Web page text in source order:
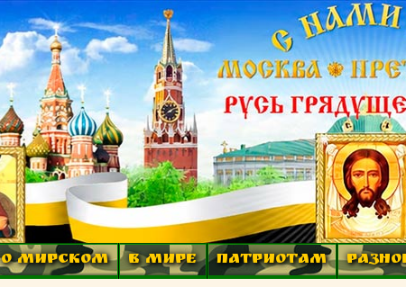
О МИРСКОМ В МИРЕ ПАТРИОТАМ